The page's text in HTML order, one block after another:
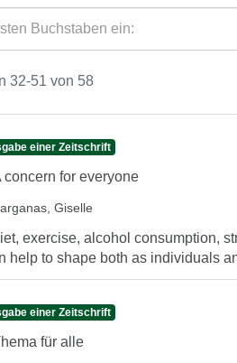
32-51 von 58
einer Zeitschrift
concern for everyone
Giselle
exercise, alcohol consumption,
help to shape both as individuals
einer Zeitschrift
für alle